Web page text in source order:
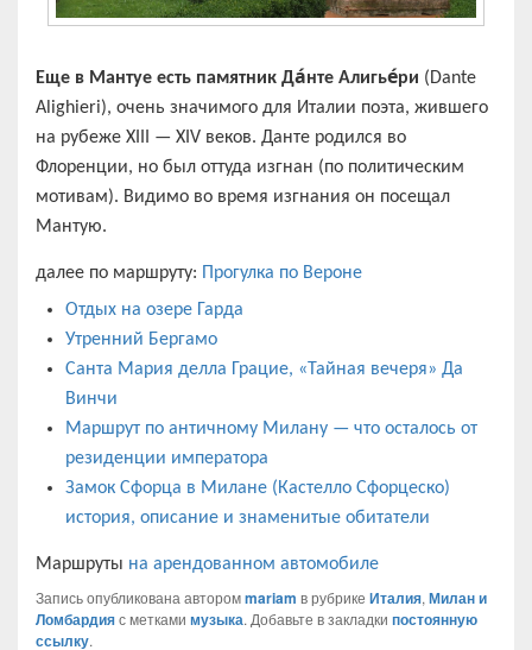
Еще в Мантуе есть памятник Да́нте Алигье́ри (Dante
Alighieri), очень значимого для Италии поэта, жившего
на рубеже XIII — XIV веков. Данте родился во
Флоренции, но был оттуда изгнан (по политическим
мотивам). Видимо во время изгнания он посещал
Мантую.
далее по маршруту: Прогулка по Вероне
Отдых на озере Гарда
Утренний Бергамо
Санта Мария делла Грацие, «Тайная вечеря» Да
Винчи
Маршрут по античному Милану — что осталось от
резиденции императора
Замок Сфорца в Милане (Кастелло Сфорцеско)
история, описание и знаменитые обитатели
Маршруты на арендованном автомобиле
Запись опубликована авторомmariam в рубрике Италия, Милан и
Ломбардияс метками музыка. Добавьте в закладки постоянную
ссылку.